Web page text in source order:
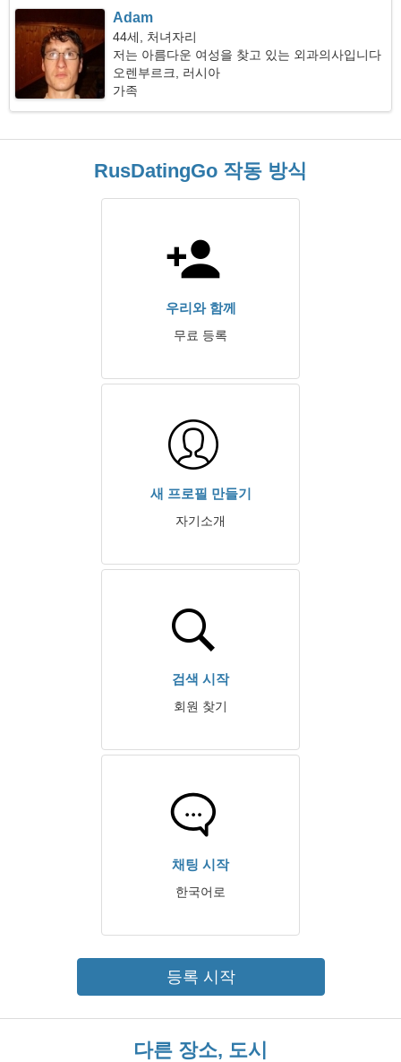
Adam
44세, 처녀자리
저는 아름다운 여성을 찾고 있는 외과의사입니다
오렌부르크, 러시아
가족
RusDatingGo 작동 방식
우리와 함께
무료 등록
새 프로필 만들기
자기소개
검색 시작
회원 찾기
채팅 시작
한국어로
등록 시작
다른 장소, 도시